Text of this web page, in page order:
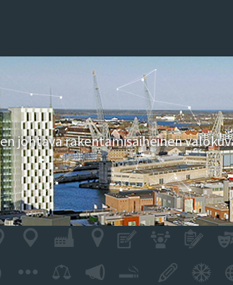
johtava rakentamisaiheinen